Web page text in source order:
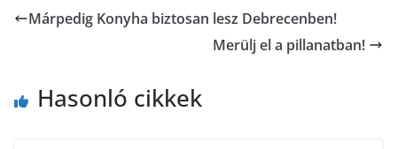
Márpedig Konyha biztosan lesz Debrecenben!
Merülj el a pillanatban!
Hasonló cikkek